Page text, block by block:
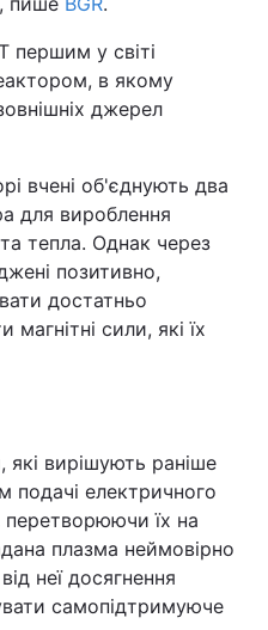
першим у світі
в якому
джерел
вчені об'єднують два
для вироблення
та тепла. Однак через
позитивно,
достатньо
сили, які їх
які вирішують раніше
подачі електричного
їх на
плазма неймовірно
неї досягнення
самопідтримуюче